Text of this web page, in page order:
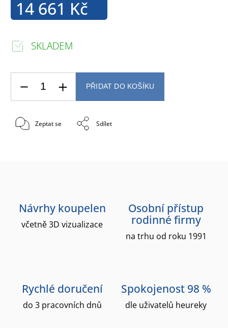
14 661 Kč
SKLADEM
PŘIDAT DO KOŠÍKU
Zeptat se Sdílet
Návrhy koupelen
včetně 3D vizualizace
Osobní přístup
rodinné firmy
na trhu od roku 1991
Rychlé doručení
do 3 pracovních dnů
Spokojenost 98 %
dle uživatelů heureky